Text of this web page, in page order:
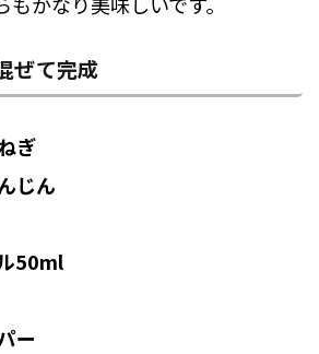
ぜて完成
ぎ
じん
50ml
ー